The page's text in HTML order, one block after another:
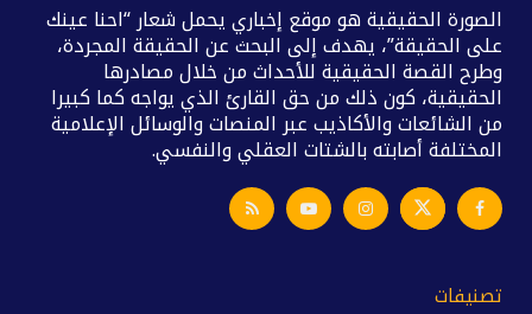
الصورة الحقيقية هو موقع إخباري يحمل شعار “احنا عينك
على الحقيقة”، يهدف إلى البحث عن الحقيقة المجردة،
وطرح القصة الحقيقية للأحداث من خلال مصادرها
الحقيقية، كون ذلك من حق القارئ الذي يواجه كما كبيرا
من الشائعات والأكاذيب عبر المنصات والوسائل الإعلامية
المختلفة أصابته بالشتات العقلي والنفسي.
تصنيفات